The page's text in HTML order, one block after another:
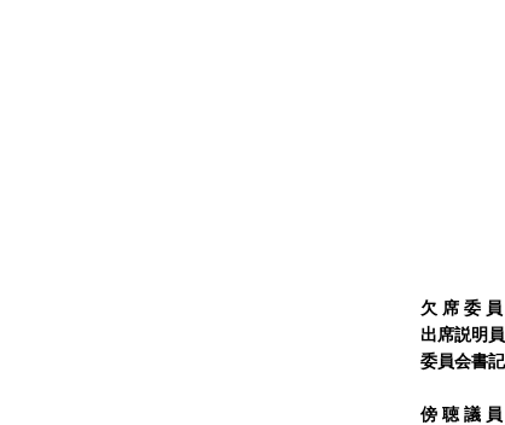
委
委
委
委
委
委
委
委
委
委
委
欠 席委 員
出席説明員
委員会書記
企
傍 聴 議 員